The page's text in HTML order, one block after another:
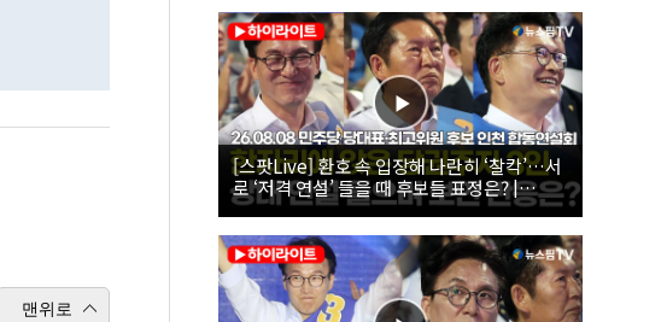
맨위로
[스팟Live] 환호 속 입장해 나란히 ‘찰칵’…서
로 ‘저격 연설’ 들을 때 후보들 표정은? |
26.08.08 더불어민주당 당대표·최고위원 후
보 인천 합동연설회